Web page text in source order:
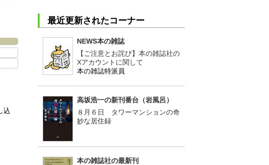
込
最近更新されたコーナー
NEWS本の雑誌
【ご注意とお詫び】本の雑誌社の
Xアカウントに関して
本の雑誌特派員
高坂浩一の新刊番台（岩風呂）
８月６日 タワーマンションの奇
妙な居住録
本の雑誌社の最新刊